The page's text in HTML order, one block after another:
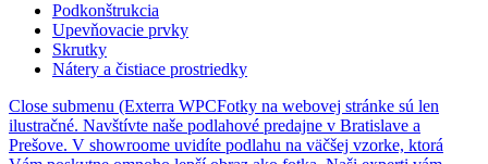
Podkonštrukcia
Upevňovacie prvky
Skrutky
Nátery a čistiace prostriedky
Close submenu (Exterra WPCFotky na webovej stránke sú len
ilustračné. Navštívte naše podlahové predajne v Bratislave a
Prešove. V showroome uvidíte podlahu na väčšej vzorke, ktorá